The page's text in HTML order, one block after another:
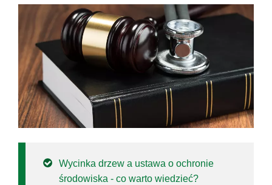
Wycinka drzew a ustawa o ochronie
środowiska - co warto wiedzieć?